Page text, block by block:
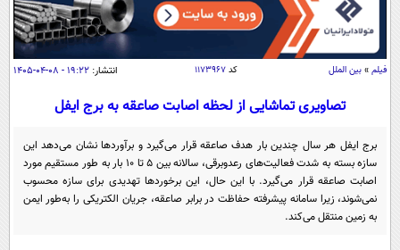
سواد زندگی
اقتصاد
اقتصادی
جامعه
حوادث
سلامت
بین الملل
سیاست خارجی
فرهنگ و هنر
فیلم » بین الملل کد۱۱۷۳۹۶۷ انتشار: ۱۹:۲۲ - ۰۸-۰۴-۱۴۰۵
تصاویری تماشایی از لحظه اصابت صاعقه به برج ایفل
برج ایفل هر سال چندین بار هدف صاعقه قرار می‌گیرد و برآورد‌ها نشان می‌دهد این
سازه بسته به شدت فعالیت‌های رعدوبرقی، سالانه بین ۵ تا ۱۰ بار به طور مستقیم مورد
اصابت صاعقه قرار می‌گیرد. با این حال، این برخورد‌ها تهدیدی برای سازه محسوب
نمی‌شوند، زیرا سامانه پیشرفته حفاظت در برابر صاعقه، جریان الکتریکی را به‌طور ایمن
به زمین منتقل می‌کند.